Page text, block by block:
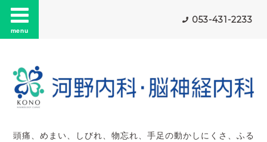
menu
053-431-2233
頭痛、めまい、しびれ、物忘れ、手足の動かしにくさ、ふる